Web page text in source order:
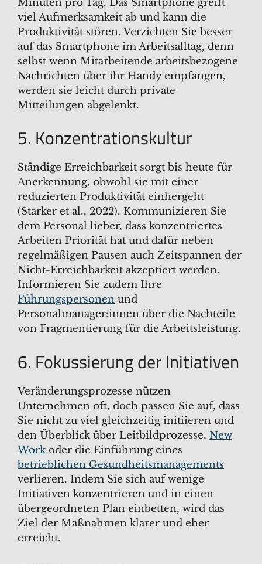
Minuten pro Tag. Das Smartphone greift
viel Aufmerksamkeit ab und kann die
Produktivität stören. Verzichten Sie besser
auf das Smartphone im Arbeitsalltag, denn
selbst wenn Mitarbeitende arbeitsbezogene
Nachrichten über ihr Handy empfangen,
werden sie leicht durch private
Mitteilungen abgelenkt.
5. Konzentrationskultur
Ständige Erreichbarkeit sorgt bis heute für
Anerkennung, obwohl sie mit einer
reduzierten Produktivität einhergeht
(Starker et al., 2022). Kommunizieren Sie
dem Personal lieber, dass konzentriertes
Arbeiten Priorität hat und dafür neben
regelmäßigen Pausen auch Zeitspannen der
Nicht-Erreichbarkeit akzeptiert werden.
Informieren Sie zudem Ihre
Führungspersonen und
Personalmanager:innen über die Nachteile
von Fragmentierung für die Arbeitsleistung.
6. Fokussierung der Initiativen
Veränderungsprozesse nützen
Unternehmen oft, doch passen Sie auf, dass
Sie nicht zu viel gleichzeitig initiieren und
den Überblick über Leitbildprozesse, New
Workoder die Einführung eines
betrieblichen Gesundheitsmanagements
verlieren. Indem Sie sich auf wenige
Initiativen konzentrieren und in einen
übergeordneten Plan einbetten, wird das
Ziel der Maßnahmen klarer und eher
erreicht.